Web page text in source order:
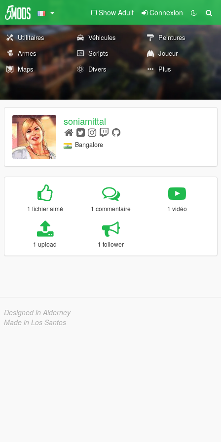
Show Adult Connexion
Utilitaires Véhicules
Peintures
Armes
Scripts
Joueur
Maps
Divers Plus
soniamittal
Bangalore
1 fichier aimé 1 commentaire 1 vidéo
1 upload 1 follower
Designed in Alderney
Made in Los Santos